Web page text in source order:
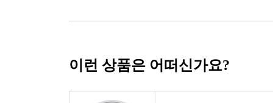
이런 상품은 어떠신가요?